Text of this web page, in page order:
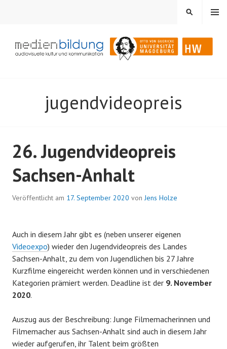
Audiovisuelle Kultur und Kommunikation
MENÜ
SUCHEN
jugendvideopreis
26. Jugendvideopreis
Sachsen-Anhalt
Veröffentlicht am 17. September 2020 vonJens Holze
Auch in diesem Jahr gibt es (neben unserer eigenen
Videoexpo) wieder den Jugendvideopreis des Landes
Sachsen-Anhalt, zu dem von Jugendlichen bis 27 Jahre
Kurzfilme eingereicht werden können und in verschiedenen
Kategorien prämiert werden. Deadline ist der 9. November
2020.
Auszug aus der Beschreibung: Junge Filmemacherinnen und
Filmemacher aus Sachsen-Anhalt sind auch in diesem Jahr
wieder aufgerufen, ihr Talent beim größten